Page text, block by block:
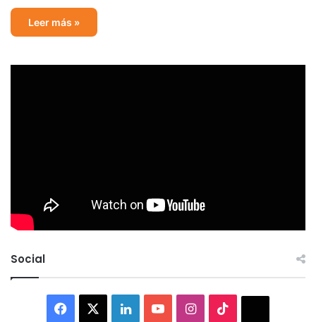
Leer más »
Social
Facebook LinkedInYouTubeInstagram